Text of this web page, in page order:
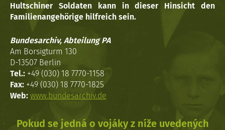
Hultschiner Soldaten kann in dieser Hinsicht den
Familienangehörige hilfreich sein.
Bundesarchiv, Abteilung PA
Am Borsigturm 130
D-13507 Berlin
Tel.: +49 (030) 18 7770-1158
Fax: +49 (030) 18 7770-1825
Web: www.bundesarchiv.de
Pokud se jedná o vojáky z níže uvedených